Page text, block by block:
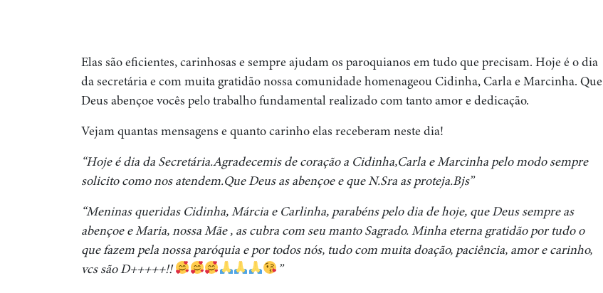
Elas são eficientes, carinhosas e sempre ajudam os paroquianos em tudo que precisam. Hoje é o dia
da secretária e com muita gratidão nossa comunidade homenageou Cidinha, Carla e Marcinha. Que
Deus abençoe vocês pelo trabalho fundamental realizado com tanto amor e dedicação.
Vejam quantas mensagens e quanto carinho elas receberam neste dia!
“Hoje é dia da Secretária.Agradecemis de coração a Cidinha,Carla e Marcinha pelo modo sempre
solicito como nos atendem.Que Deus as abençoe e que N.Sra as proteja.Bjs”
“Meninas queridas Cidinha, Márcia e Carlinha, parabéns pelo dia de hoje, que Deus sempre as
abençoe e Maria, nossa Mãe , as cubra com seu manto Sagrado. Minha eterna gratidão por tudo o
que fazem pela nossa paróquia e por todos nós, tudo com muita doação, paciência, amor e carinho,
vcs são D+++++!!
”